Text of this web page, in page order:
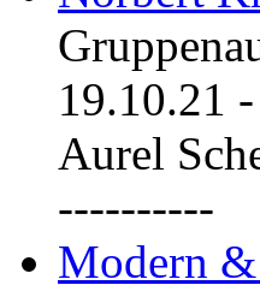
19.10.21 -
Aurel
----------
Modern